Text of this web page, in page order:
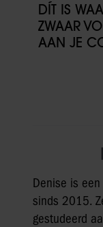
DÍT IS
ZWAAR
AAN JE
Denise is
sinds 2015.
gestudeerd